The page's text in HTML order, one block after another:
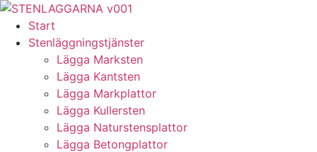
Skip
content
Start
Stenläggningstjänster
Lägga Marksten
Lägga Kantsten
Lägga Markplattor
Lägga Kullersten
Lägga Naturstensplattor
Lägga Betongplattor